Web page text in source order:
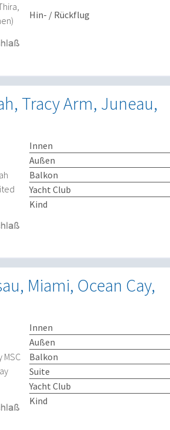
Hin- / Rückflug
Tracy Arm, Juneau,
Innen
Außen
Balkon
Yacht Club
Kind
Miami, Ocean Cay,
MSC
Innen
Außen
Balkon
Suite
Yacht Club
Kind